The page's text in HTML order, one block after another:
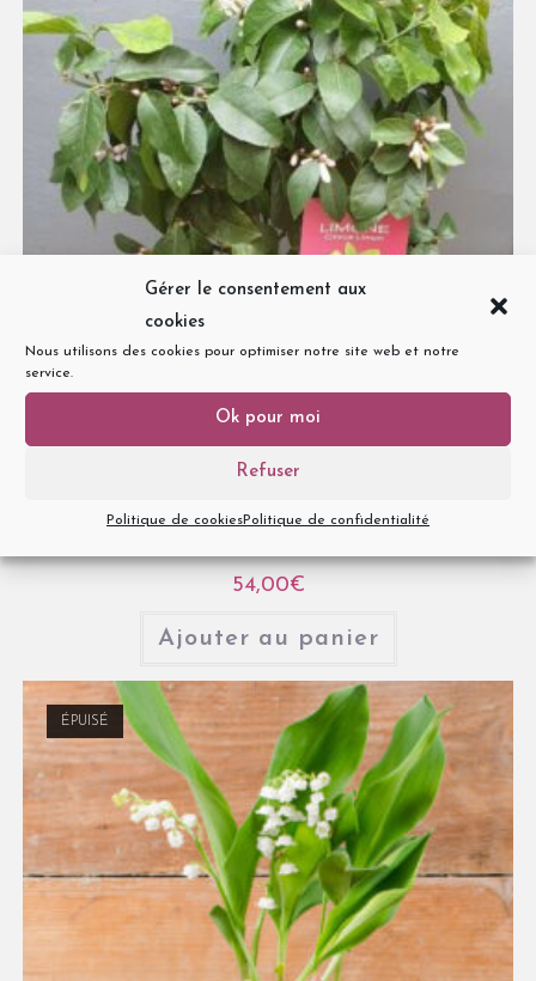
Gérer le consentement aux
cookies
Nous utilisons des cookies pour optimiser notre site web et notre
service.
Ok pour moi
Refuser
Politique de cookiesPolitique de confidentialité
Citronnier en pot
54,00€
Ajouter au panier
ÉPUISÉ